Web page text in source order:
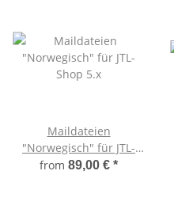
Maildateien
"Norwegisch" für JTL-
Shop 5.x
from 89,00 € *